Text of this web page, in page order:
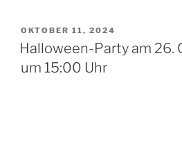
VERÖFFENTLICHT
AM
OKTOBER 11, 2024
Halloween-Party am 26.
um 15:00 Uhr